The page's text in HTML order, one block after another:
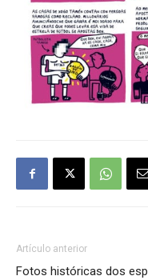
Artículo anterior
Fotos históricas dos